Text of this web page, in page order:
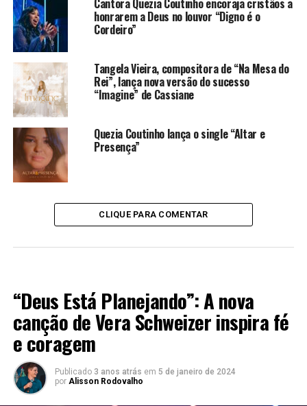
Cantora Quezia Coutinho encoraja cristãos a
honrarem a Deus no louvor “Digno é o
Cordeiro”
Tangela Vieira, compositora de “Na Mesa do
Rei”, lança nova versão do sucesso
“Imagine” de Cassiane
Quezia Coutinho lança o single “Altar e
Presença”
CLIQUE PARA COMENTAR
“Deus Está Planejando”: A nova
canção de Vera Schweizer inspira fé
e coragem
Publicado 3 anos atrás em 5 de janeiro de 2024
por Alisson Rodovalho